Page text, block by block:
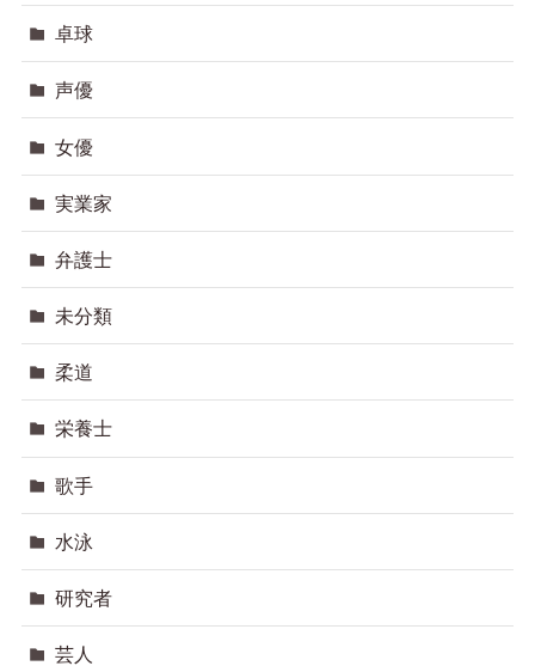
卓球
声優
女優
実業家
弁護士
未分類
柔道
栄養士
歌手
水泳
研究者
芸人